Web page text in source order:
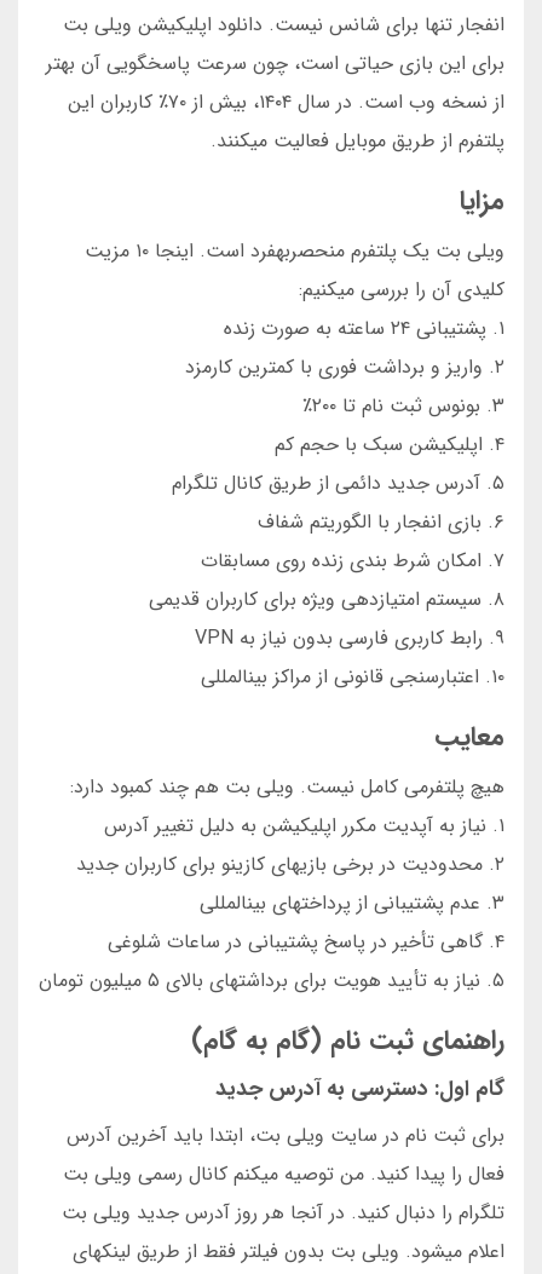
انفجار تنها برای شانس نیست. دانلود اپلیکیشن ویلی بت
برای این بازی حیاتی است، چون سرعت پاسخگویی آن بهتر
از نسخه وب است. در سال ۱۴۰۴، بیش از ۷۰٪ کاربران این
پلتفرم از طریق موبایل فعالیت میکنند.
مزایا
ویلی بت یک پلتفرم منحصربهفرد است. اینجا ۱۰ مزیت
کلیدی آن را بررسی میکنیم:
۱. پشتیبانی ۲۴ ساعته به صورت زنده
۲. واریز و برداشت فوری با کمترین کارمزد
۳. بونوس ثبت نام تا ۲۰۰٪
۴. اپلیکیشن سبک با حجم کم
۵. آدرس جدید دائمی از طریق کانال تلگرام
۶. بازی انفجار با الگوریتم شفاف
۷. امکان شرط بندی زنده روی مسابقات
۸. سیستم امتیازدهی ویژه برای کاربران قدیمی
۹. رابط کاربری فارسی بدون نیاز به VPN
۱۰. اعتبارسنجی قانونی از مراکز بینالمللی
معایب
هیچ پلتفرمی کامل نیست. ویلی بت هم چند کمبود دارد:
۱. نیاز به آپدیت مکرر اپلیکیشن به دلیل تغییر آدرس
۲. محدودیت در برخی بازیهای کازینو برای کاربران جدید
۳. عدم پشتیبانی از پرداختهای بینالمللی
۴. گاهی تأخیر در پاسخ پشتیبانی در ساعات شلوغی
۵. نیاز به تأیید هویت برای برداشتهای بالای ۵ میلیون تومان
راهنمای ثبت نام (گام به گام)
گام اول: دسترسی به آدرس جدید
برای ثبت نام در سایت ویلی بت، ابتدا باید آخرین آدرس
فعال را پیدا کنید. من توصیه میکنم کانال رسمی ویلی بت
تلگرام را دنبال کنید. در آنجا هر روز آدرس جدید ویلی بت
اعلام میشود. ویلی بت بدون فیلتر فقط از طریق لینکهای